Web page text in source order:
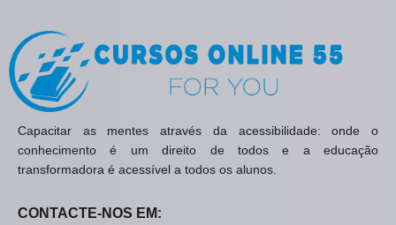
Capacitar as mentes através da acessibilidade: onde o
conhecimento é um direito de todos e a educação
transformadora é acessível a todos os alunos.
CONTACTE-NOS EM: